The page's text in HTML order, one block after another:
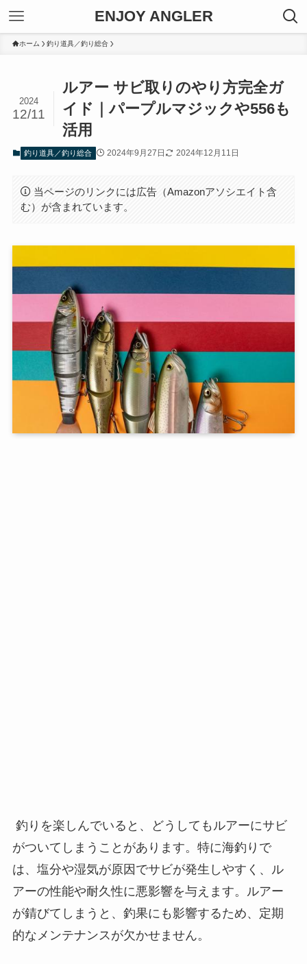
ENJOY ANGLER
ホーム 釣り道具／釣り総合
ルアー サビ取りのやり方完全ガ
イド｜パープルマジックや556も
活用
2024
12/11
釣り道具／釣り総合 2024年9月27日 2024年12月11日
当ページのリンクには広告（Amazonアソシエイト含
む）が含まれています。
釣りを楽しんでいると、どうしてもルアーにサビ
がついてしまうことがあります。特に海釣りで
は、塩分や湿気が原因でサビが発生しやすく、ル
アーの性能や耐久性に悪影響を与えます。ルアー
が錆びてしまうと、釣果にも影響するため、定期
的なメンテナンスが欠かせません。